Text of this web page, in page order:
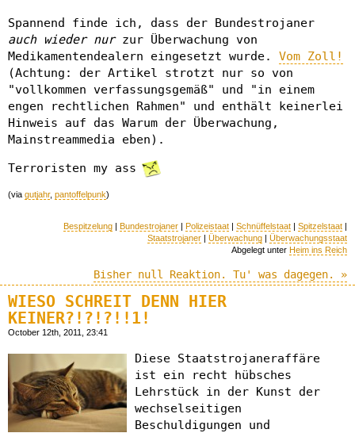
Spannend finde ich, dass der Bundestrojaner
auch wieder nur zur Überwachung von
Medikamentendealern eingesetzt wurde. Vom Zoll!
(Achtung: der Artikel strotzt nur so von
"vollkommen verfassungsgemäß" und "in einem
engen rechtlichen Rahmen" und enthält keinerlei
Hinweis auf das Warum der Überwachung,
Mainstreammedia eben).
Terroristen my ass
(via gutjahr, pantoffelpunk)
Bespitzelung | Bundestrojaner | Polizeistaat | Schnüffelstaat | Spitzelstaat |
Staatstrojaner | Überwachung | Überwachungsstaat
Abgelegt unter Heim ins Reich
Bisher null Reaktion. Tu' was dagegen. »
WIESO SCHREIT DENN HIER
KEINER?!?!?!!1!
October 12th, 2011, 23:41
Diese Staatstrojaneraffäre
ist ein recht hübsches
Lehrstück in der Kunst der
wechselseitigen
Beschuldigungen und